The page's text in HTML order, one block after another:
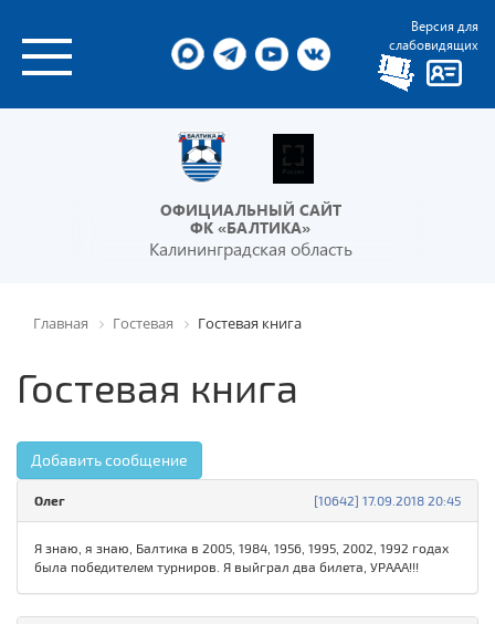
Версия для
слабовидящих
ОФИЦИАЛЬНЫЙ САЙТ
ФК «БАЛТИКА»
Калининградская область
Главная Гостевая Гостевая книга
Гостевая книга
Добавить сообщение
[10642] 17.09.2018 20:45
Олег
Я знаю, я знаю, Балтика в 2005, 1984, 1956, 1995, 2002, 1992 годах
была победителем турниров. Я выйграл два билета, УРААА!!!